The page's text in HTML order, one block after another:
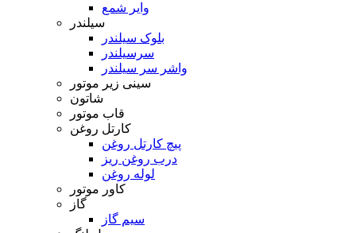
وایر شمع
سیلندر
بلوک سیلندر
سرسیلندر
واشر سر سیلندر
سینی زیر موتور
شاتون
قاب موتور
کارتل روغن
پیچ کارتل روغن
درب روغن ریز
لوله روغن
کاور موتور
گاز
سیم گاز